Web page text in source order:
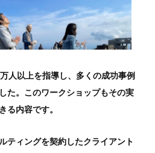
人以上を指導し、多くの成功事例
た。このワークショップもその実
る内容です。
ティングを契約したクライアント